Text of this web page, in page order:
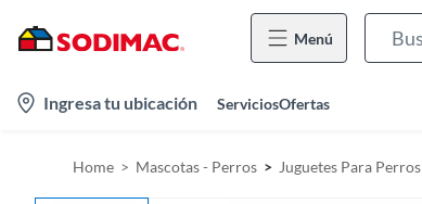
Menú
Ingresa tu ubicación ServiciosOfertas
Home Mascotas - Perros Juguetes Para Perros